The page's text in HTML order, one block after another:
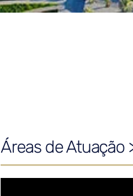
Áreas de Atuação